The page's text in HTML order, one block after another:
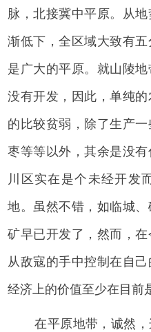
脉，北接冀中平原。从
渐低下，全区域大致有
是广大的平原。就山陵
没有开发，因此，单纯
的比较贫弱，除了生产
枣等等以外，其余是没
川区实在是个未经开发
地。虽然不错，如临城
矿早已开发了，然而，
从敌寇的手中控制在自
经济上的价值至少在目前
在平原地带，诚然